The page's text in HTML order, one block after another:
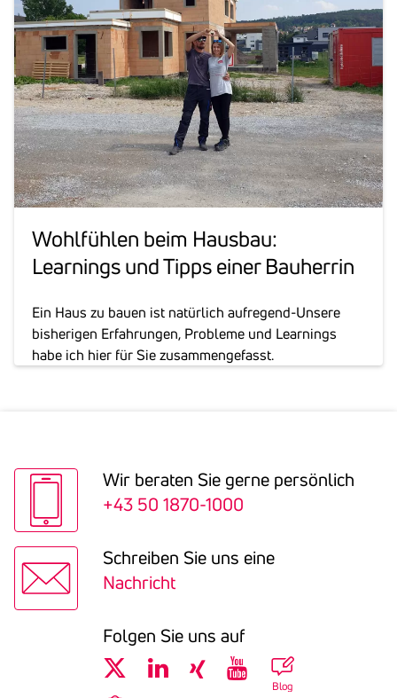
Wohl­fühlen beim Hausbau:
Learnings und Tipps einer Bauherrin
Ein Haus zu bauen ist natürlich aufregend-Unsere
bisherigen Erfahrungen, Probleme und Learnings
habe ich hier für Sie zusammengefasst.
Wir beraten Sie gerne persön­lich
+43 50 1870-1000
Schreiben Sie uns eine
Nachricht
Folgen Sie uns auf
Blog